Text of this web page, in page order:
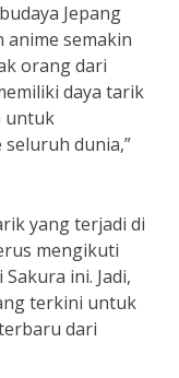
Jepang
anime semakin
orang dari
daya tarik
untuk
dunia,”
yang terjadi di
mengikuti
ini. Jadi,
terkini untuk
dari